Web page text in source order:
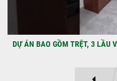
DỰ ÁN BAO GỒM TRỆT, 3 LẦU